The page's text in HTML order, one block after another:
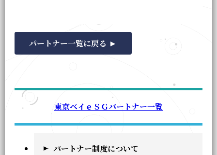
東京ベイｅＳＧパートナー一覧
パートナー制度について
パートナー一覧に戻る